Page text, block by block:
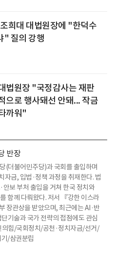
희대 대법원장에 "한덕수
" 질의 강행
법원장 "국정감사는 재판
으로 행사돼선 안돼... 작금
까워"
반장
(더불어민주당)과 국회를 출입하며
자금, 입법·정책 과정을 취재한다. 법
안보 부처 출입을 거쳐 한국 정치와
함께 다뤄왔다. 저서 『강한 이스라
장관상을 받았으며, 최근에는 AI·반
기술과 국가 전략의 접점에도 관심
의힘/국회정치/공천·정치자금/선거/
/삼권분립